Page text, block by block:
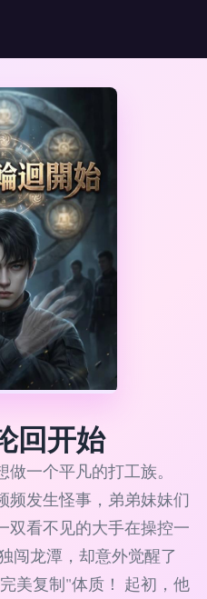
回开始
一个平凡的打工族。
频发生怪事，弟弟妹妹们
双看不见的大手在操控一
闯龙潭，却意外觉醒了
美复制"体质！ 起初，他